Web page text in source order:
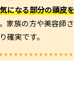
になる部分の頭皮
家族の方や美容師
確実です。